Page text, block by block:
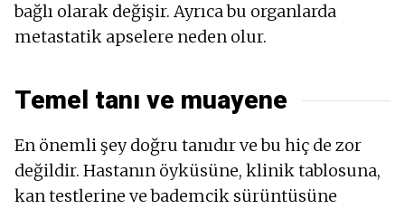
bağlı olarak değişir. Ayrıca bu organlarda
metastatik apselere neden olur.
Temel tanı ve muayene
En önemli şey doğru tanıdır ve bu hiç de zor
değildir. Hastanın öyküsüne, klinik tablosuna,
kan testlerine ve bademcik sürüntüsüne